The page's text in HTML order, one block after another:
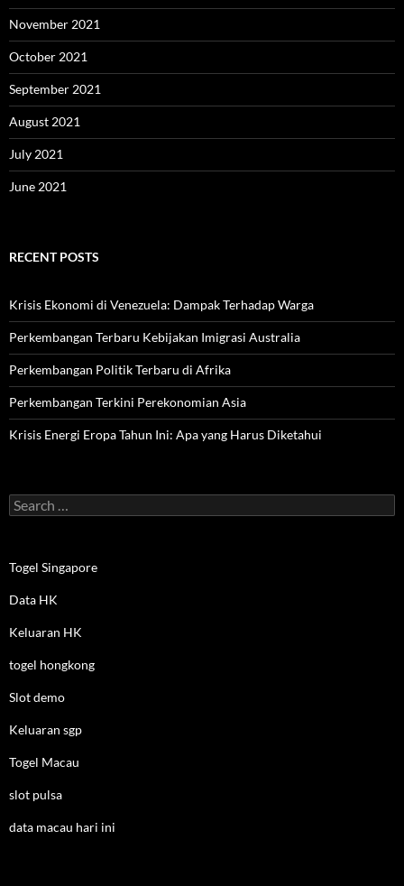
November 2021
October 2021
September 2021
August 2021
July 2021
June 2021
RECENT POSTS
Krisis Ekonomi di Venezuela: Dampak Terhadap Warga
Perkembangan Terbaru Kebijakan Imigrasi Australia
Perkembangan Politik Terbaru di Afrika
Perkembangan Terkini Perekonomian Asia
Krisis Energi Eropa Tahun Ini: Apa yang Harus Diketahui
Search
for:
Togel Singapore
Data HK
Keluaran HK
togel hongkong
Slot demo
Keluaran sgp
Togel Macau
slot pulsa
data macau hari ini